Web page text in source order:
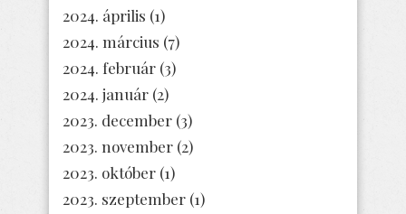
2024. április (1)
2024. március (7)
2024. február (3)
2024. január (2)
2023. december (3)
2023. november (2)
2023. október (1)
2023. szeptember (1)